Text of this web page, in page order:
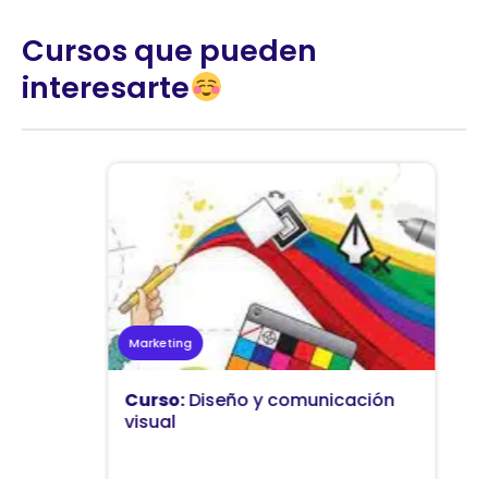
Cursos que pueden
interesarte
Marketing
Curso:Diseño y comunicación
visual